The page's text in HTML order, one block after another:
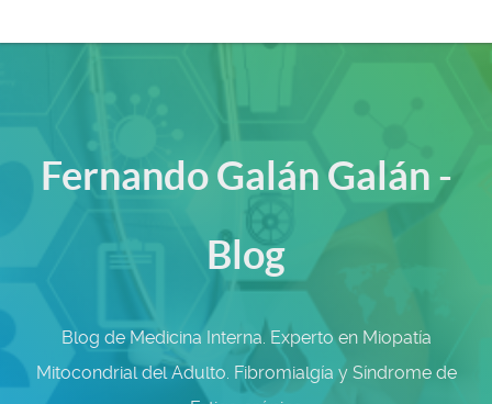
Fernando Galán Galán -
Blog
Blog de Medicina Interna. Experto en Miopatía
Mitocondrial del Adulto. Fibromialgía y Síndrome de